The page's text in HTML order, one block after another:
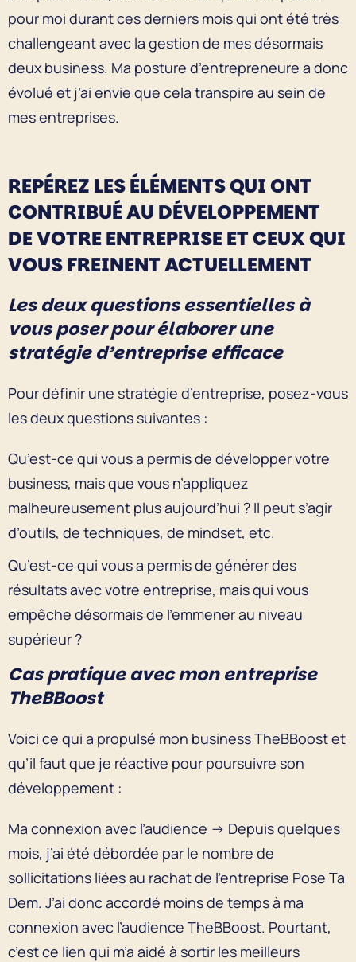
pour moi durant ces derniers mois qui ont été très
challengeant avec la gestion de mes désormais
deux business. Ma posture d’entrepreneure a donc
évolué et j’ai envie que cela transpire au sein de
mes entreprises.
REPÉREZ LES ÉLÉMENTS QUI ONT
CONTRIBUÉ AU DÉVELOPPEMENT
DE VOTRE ENTREPRISE ET CEUX QUI
VOUS FREINENT ACTUELLEMENT
Les deux questions essentielles à
vous poser pour élaborer une
stratégie d’entreprise efficace
Pour définir une stratégie d’entreprise, posez-vous
les deux questions suivantes :
Qu’est-ce qui vous a permis de développer votre
business, mais que vous n’appliquez
malheureusement plus aujourd’hui ? Il peut s’agir
d’outils, de techniques, de mindset, etc.
Qu’est-ce qui vous a permis de générer des
résultats avec votre entreprise, mais qui vous
empêche désormais de l’emmener au niveau
supérieur ?
Cas pratique avec mon entreprise
TheBBoost
Voici ce qui a propulsé mon business TheBBoost et
qu’il faut que je réactive pour poursuivre son
développement :
Ma connexion avec l’audience → Depuis quelques
mois, j’ai été débordée par le nombre de
sollicitations liées au rachat de l’entreprise Pose Ta
Dem. J’ai donc accordé moins de temps à ma
connexion avec l’audience TheBBoost. Pourtant,
c’est ce lien qui m’a aidé à sortir les meilleurs